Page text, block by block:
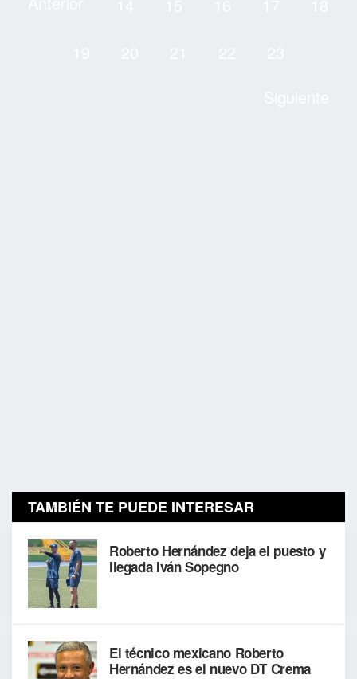
TAMBIÉN TE PUEDE INTERESAR
Roberto Hernández deja el puesto y
llegada Iván Sopegno
El técnico mexicano Roberto
Hernández es el nuevo DT Crema